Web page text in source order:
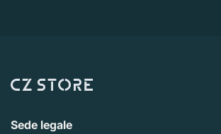
Sede legale